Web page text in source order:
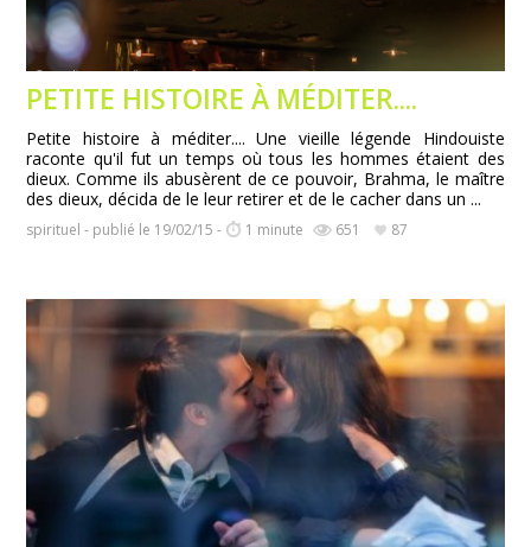
PETITE HISTOIRE À MÉDITER....
Petite histoire à méditer.... Une vieille légende Hindouiste
raconte qu'il fut un temps où tous les hommes étaient des
dieux. Comme ils abusèrent de ce pouvoir, Brahma, le maître
des dieux, décida de le leur retirer et de le cacher dans un ...
spirituel - publié le 19/02/15 - 1 minute 651 87